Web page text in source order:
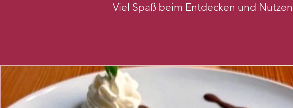
Viel Spaß beim Entdecken und